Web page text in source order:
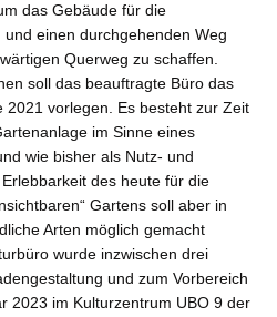
das Gebäude für die
einen durchgehenden Weg
Querweg zu schaffen.
soll das beauftragte Büro das
2021 vorlegen. Es besteht zur Zeit
im Sinne eines
wie bisher als Nutz- und
des heute für die
Gartens soll aber in
Arten möglich gemacht
wurde inzwischen drei
und zum Vorbereich
2023 im Kulturzentrum UBO 9 der